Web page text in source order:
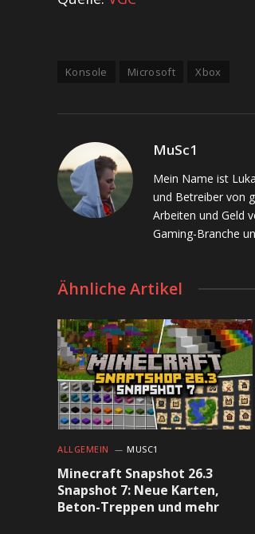
Konsole Microsoft Xbox
MuSc1
Mein Name ist
und Betreiber von
Arbeiten und Geld
Gaming-Branche
Ähnliche Artikel
ALLGEMEIN MUSC1
Minecraft Snapshot 26.3
Snapshot 7: Neue Karten,
Beton-Treppen und mehr